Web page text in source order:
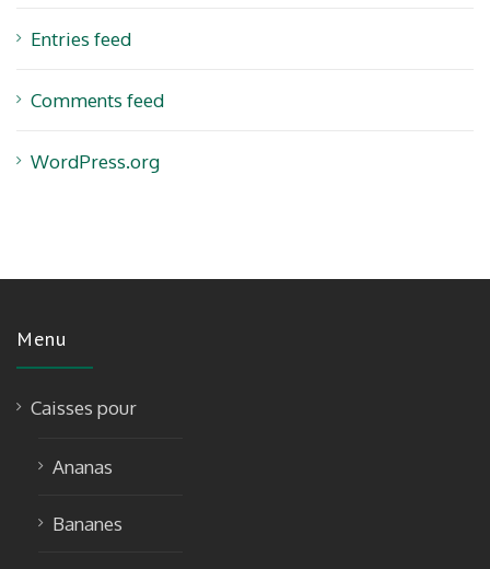
Entries feed
Comments feed
WordPress.org
Menu
Caisses pour
Ananas
Bananes